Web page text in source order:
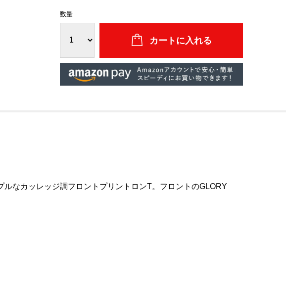
数量
なカッレッジ調フロントプリントロンT。フロントのGLORY